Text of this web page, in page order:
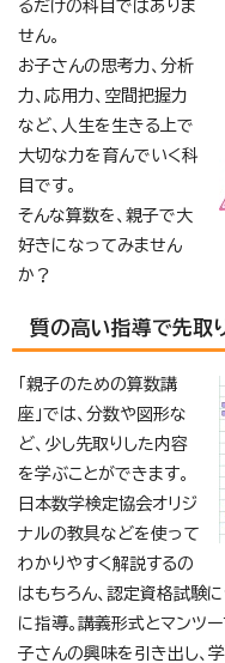
るだけの科目ではありま
せん。
お子さんの思考力、分析
力、応用力、空間把握力
など、人生を生きる上で
大切な力を育んでいく科
目です。
そんな算数を、親子で大
好きになってみません
か？
質の高い指導で先取
「親子のための算数講
座」では、分数や図形な
ど、少し先取りした内容
を学ぶことができます。
日本数学検定協会オリジ
ナルの教具などを使って
わかりやすく解説するの
はもちろん、認定資格試験
に指導。講義形式とマンツ
子さんの興味を引き出し、